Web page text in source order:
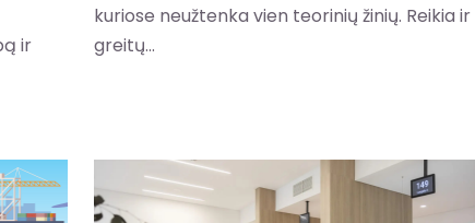
ir
kuriose neužtenka vien teorinių žinių. Reikia ir
greitų...